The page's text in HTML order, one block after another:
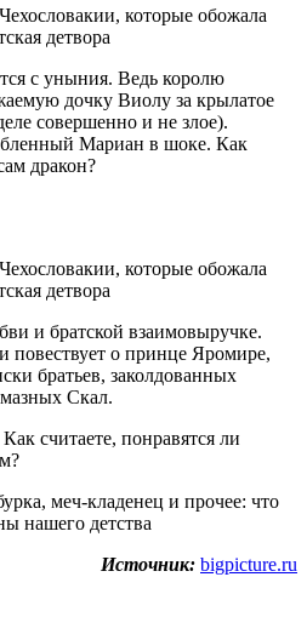
с уныния. Ведь королю
дочку Виолу за крылатое
совершенно и не злое).
Мариан в шоке. Как
дракон?
и братской взаимовыручке.
повествует о принце Яромире,
братьев, заколдованных
Скал.
считаете, понравятся ли
меч-кладенец и прочее: что
нашего детства
Источник: bigpicture.ru